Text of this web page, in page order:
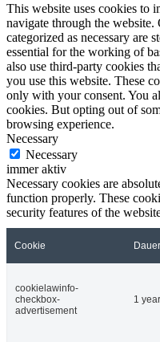
This website uses cookies to
navigate through the website.
categorized as necessary are
essential for the working of
also use third-party cookies
you use this website. These
only with your consent. You
cookies. But opting out of
browsing experience.
Necessary
Necessary
immer aktiv
Necessary cookies are
function properly. These
security features of the
Cookie Dauer
cookielawinfo-
checkbox-
advertisement
1 year